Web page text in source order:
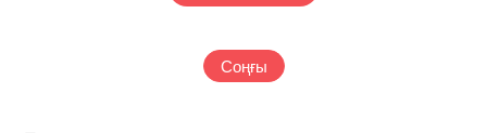
Соңғы